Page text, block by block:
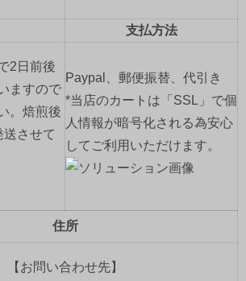
支払方法
2日前後
ますので
。焙煎後
させて
Paypal、郵便振替、代引き
*当店のカートは「SSL」で個
人情報が暗号化される為安心
してご利用いただけます。
住所
【お問い合わせ先】